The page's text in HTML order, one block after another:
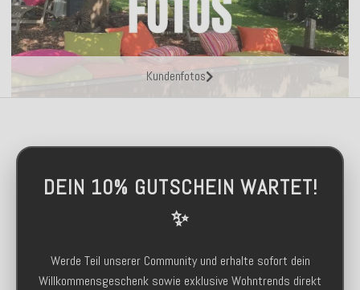
Kundenfotos
DEIN 10% GUTSCHEIN WARTET!
✨
Werde Teil unserer Community und erhalte sofort dein
Willkommensgeschenk sowie exklusive Wohntrends direkt